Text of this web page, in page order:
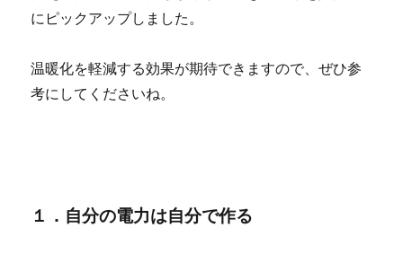
にピックアップしました。
温暖化を軽減する効果が期待できますので、ぜひ参
考にしてくださいね。
１．自分の電力は自分で作る